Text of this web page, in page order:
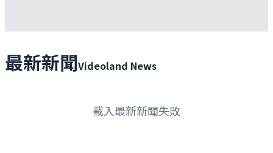
最新新聞Videoland News
載入最新新聞失敗